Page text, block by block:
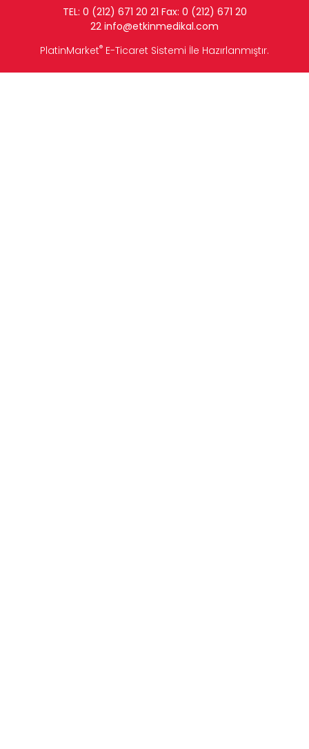
TEL: 0 (212) 671 20 21 Fax: 0 (212) 671 20
22 info@etkinmedikal.com
PlatinMarket® E-Ticaret Sistemi İle Hazırlanmıştır.